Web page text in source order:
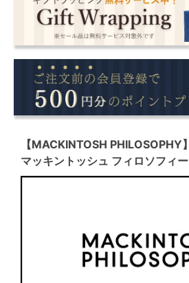
【MACKINTOSH PHILOSOPHY】
マッキントッシュ フィロソフィー